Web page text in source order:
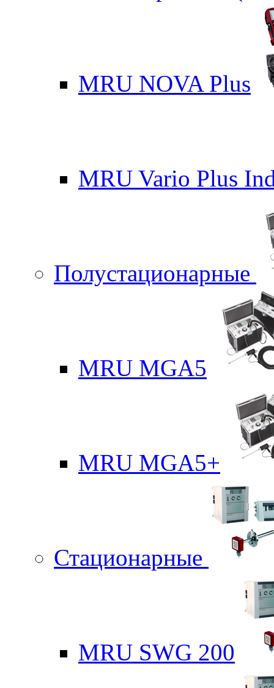
MRU NOVA Plus
MRU Vario Plus
Полустационарные
MRU MGA5
MRU MGA5+
Стационарные
MRU SWG 200